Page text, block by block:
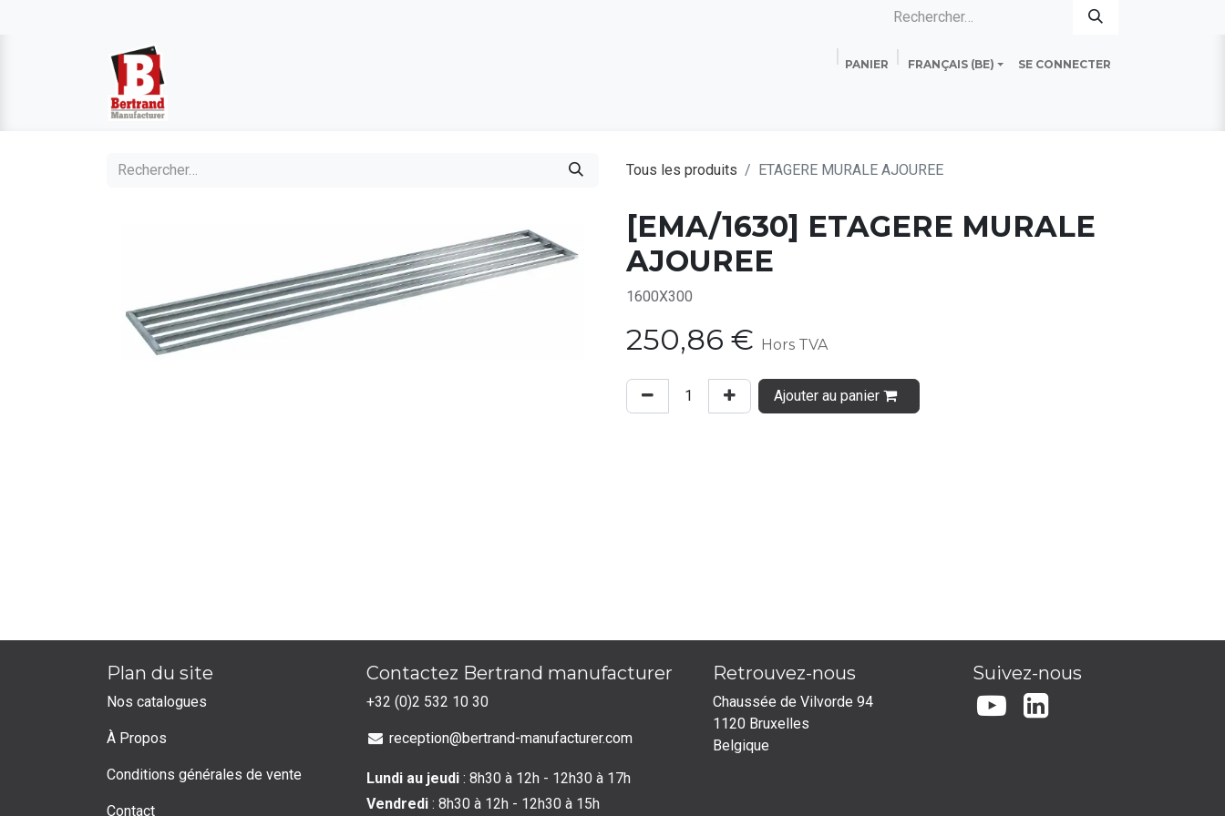
PANIER FRANÇAIS (BE) SE CONNECTER
Tous les produits ETAGERE MURALE AJOUREE
[EMA/1630] ETAGERE MURALE
AJOUREE
1600X300
250,86 € Hors TVA
Ajouter au panier
Plan du site
Nos catalogues
À Propos
Conditions générales de vente
Contact
Contactez Bertrand manufacturer
+32 (0)2 532 10 30
reception@bertrand-manufacturer.com
Lundi au jeudi : 8h30 à 12h - 12h30 à 17h
Vendredi : 8h30 à 12h - 12h30 à 15h
Retrouvez-nous
Chaussée de Vilvorde 94
1120 Bruxelles
Belgique
Suivez-nous